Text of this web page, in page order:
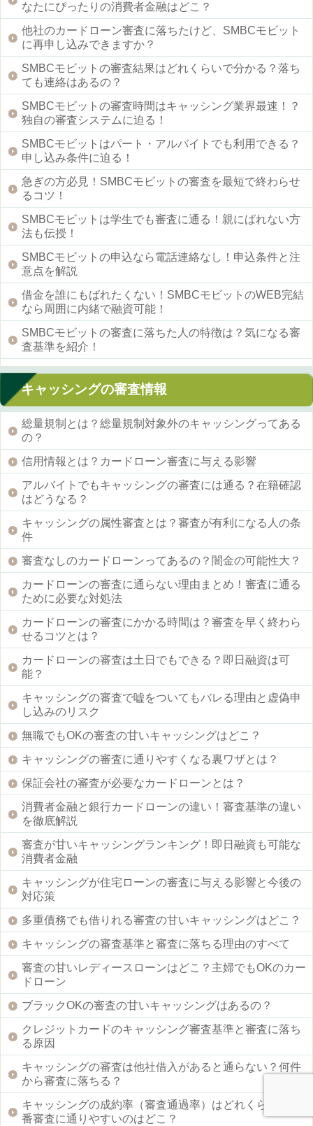
なたにぴったりの消費者金融はどこ？
他社のカードローン審査に落ちたけど、SMBCモビット
に再申し込みできますか？
SMBCモビットの審査結果はどれくらいで分かる？落ち
ても連絡はあるの？
SMBCモビットの審査時間はキャッシング業界最速！？
独自の審査システムに迫る！
SMBCモビットはパート・アルバイトでも利用できる？
申し込み条件に迫る！
急ぎの方必見！SMBCモビットの審査を最短で終わらせ
るコツ！
SMBCモビットは学生でも審査に通る！親にばれない方
法も伝授！
SMBCモビットの申込なら電話連絡なし！申込条件と注
意点を解説
借金を誰にもばれたくない！SMBCモビットのWEB完結
なら周囲に内緒で融資可能！
SMBCモビットの審査に落ちた人の特徴は？気になる審
査基準を紹介！
キャッシングの審査情報
総量規制とは？総量規制対象外のキャッシングってある
の？
信用情報とは？カードローン審査に与える影響
アルバイトでもキャッシングの審査には通る？在籍確認
はどうなる？
キャッシングの属性審査とは？審査が有利になる人の条
件
審査なしのカードローンってあるの？闇金の可能性大？
カードローンの審査に通らない理由まとめ！審査に通る
ために必要な対処法
カードローンの審査にかかる時間は？審査を早く終わら
せるコツとは？
カードローンの審査は土日でもできる？即日融資は可
能？
キャッシングの審査で嘘をついてもバレる理由と虚偽申
し込みのリスク
無職でもOKの審査の甘いキャッシングはどこ？
キャッシングの審査に通りやすくなる裏ワザとは？
保証会社の審査が必要なカードローンとは？
消費者金融と銀行カードローンの違い！審査基準の違い
を徹底解説
審査が甘いキャッシングランキング！即日融資も可能な
消費者金融
キャッシングが住宅ローンの審査に与える影響と今後の
対応策
多重債務でも借りれる審査の甘いキャッシングはどこ？
キャッシングの審査基準と審査に落ちる理由のすべて
審査の甘いレディースローンはどこ？主婦でもOKのカー
ドローン
ブラックOKの審査の甘いキャッシングはあるの？
クレジットカードのキャッシング審査基準と審査に落ち
る原因
キャッシングの審査は他社借入があると通らない？何件
から審査に落ちる？
キャッシングの成約率（審査通過率）はどれくらい？一
番審査に通りやすいのはどこ？